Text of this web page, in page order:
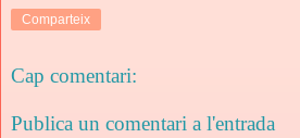
Comparteix
Cap comentari:
Publica un comentari a l'entrada